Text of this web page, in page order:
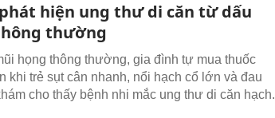
hiện ung thư di căn từ dấu
thường
họng thông thường, gia đình tự mua thuốc
khi trẻ sụt cân nhanh, nổi hạch cổ lớn và đau
cho thấy bệnh nhi mắc ung thư di căn hạch.